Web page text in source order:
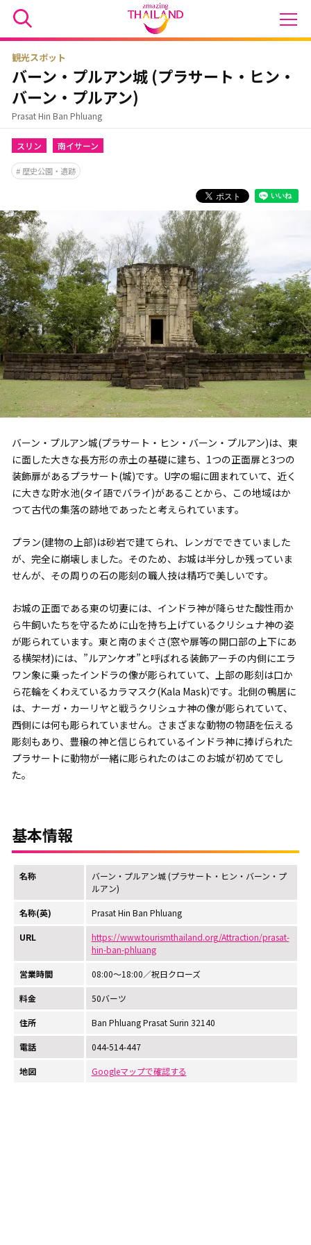
観光スポット
バーン・プルアン城 (プラサート・ヒン・
バーン・プルアン)
Prasat Hin Ban Phluang
スリン 南イサーン
歴史公園・遺跡
バーン・プルアン城(プラサート・ヒン・バーン・プルアン)は、東
に面した大きな長方形の赤土の基礎に建ち、1つの正面扉と3つの
装飾扉があるプラサート(城)です。U字の堀に囲まれていて、近く
に大きな貯水池(タイ語でバライ)があることから、この地域はか
つて古代の集落の跡地であったと考えられています。
プラン(建物の上部)は砂岩で建てられ、レンガでできていました
が、完全に崩壊しました。そのため、お城は半分しか残っていま
せんが、その周りの石の彫刻の職人技は精巧で美しいです。
お城の正面である東の切妻には、インドラ神が降らせた酸性雨か
ら牛飼いたちを守るために山を持ち上げているクリシュナ神の姿
が彫られています。東と南のまぐさ(窓や扉等の開口部の上下にあ
る横架材)には、”ルアンケオ”と呼ばれる装飾アーチの内側にエラ
ワン象に乗ったインドラの像が彫られていて、上部の彫刻は口か
ら花輪をくわえているカラマスク(Kala Mask)です。北側の鴨居に
は、ナーガ・カーリヤと戦うクリシュナ神の像が彫られていて、
西側には何も彫られていません。さまざまな動物の物語を伝える
彫刻もあり、豊穣の神と信じられているインドラ神に捧げられた
プラサートに動物が一緒に彫られたのはこのお城が初めてでし
た。
基本情報
名称
バーン・プルアン城 (プラサート・ヒン・バーン・プ
ルアン)
名称(英) Prasat Hin Ban Phluang
URL
https://www.tourismthailand.org/Attraction/prasat-
hin-ban-phluang
営業時間 08:00～18:00／祝日クローズ
料金 50バーツ
住所 Ban Phluang Prasat Surin 32140
電話 044-514-447
地図 Googleマップで確認する